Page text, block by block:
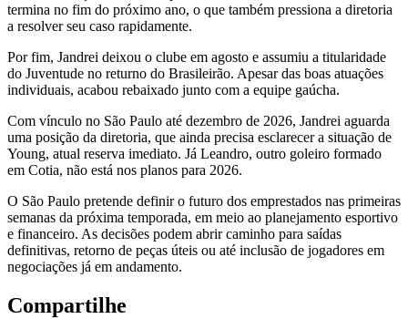
termina no fim do próximo ano, o que também pressiona a diretoria
a resolver seu caso rapidamente.
Por fim, Jandrei deixou o clube em agosto e assumiu a titularidade
do Juventude no returno do Brasileirão. Apesar das boas atuações
individuais, acabou rebaixado junto com a equipe gaúcha.
Com vínculo no São Paulo até dezembro de 2026, Jandrei aguarda
uma posição da diretoria, que ainda precisa esclarecer a situação de
Young, atual reserva imediato. Já Leandro, outro goleiro formado
em Cotia, não está nos planos para 2026.
O São Paulo pretende definir o futuro dos emprestados nas primeiras
semanas da próxima temporada, em meio ao planejamento esportivo
e financeiro. As decisões podem abrir caminho para saídas
definitivas, retorno de peças úteis ou até inclusão de jogadores em
negociações já em andamento.
Compartilhe